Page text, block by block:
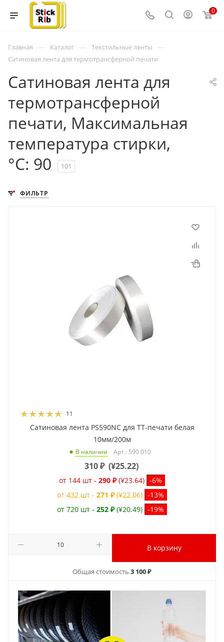
0
Главная — Каталог — Текстильные ленты —
Сатиновая лента для термотрансферной печати
Сатиновая лента для
термотрансферной
печати, Максимальная
температура стирки,
°C: 90
101
ФИЛЬТР
11
Сатиновая лента PS590NC для ТТ-печати белая
10мм/200м
В наличии Арт.: 590 010
310₽ (¥25.22)
от 144 шт - 290 ₽ (¥23.64) -6%
от 432 шт - 271 ₽ (¥22.06) -13%
от 720 шт - 252 ₽ (¥20.49) -19%
В корзину
Общая стоимость 3 100 ₽